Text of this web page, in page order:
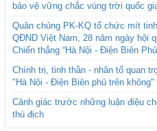
bảo vệ vững chắc vùng trời quốc
Quân chủng PK-KQ tổ chức mít
QĐND Việt Nam, 28 năm ngày hội
Chiến thắng “Hà Nội - Điện Biên
Chính trị, tinh thần - nhân tố quan
"Hà Nội - Điện Biên phủ trên không"
Cảnh giác trước những luận điệu
thù địch